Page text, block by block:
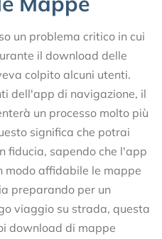
un problema critico in cui
il download delle
colpito alcuni utenti.
dell'app di navigazione, il
un processo molto più
significa che potrai
fiducia, sapendo che l'app
modo affidabile le mappe
preparando per un
viaggio su strada, questa
download di mappe